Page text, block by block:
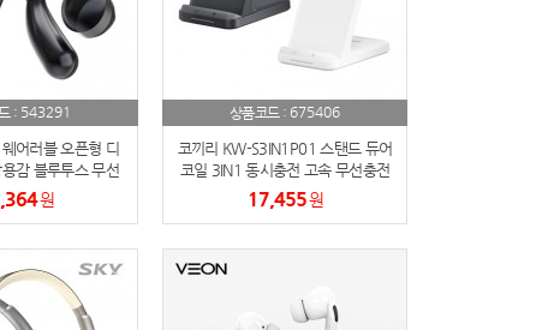
: 543291
어러블 오픈형 디
감 블루투스 무선
IHBT-TP90
원
상품코드 : 675406
코끼리 KW-S3IN1P01 스탠드 듀어
코일 3IN1 동시충전 고속 무선충전
기(워치전기종호환)
17,455원